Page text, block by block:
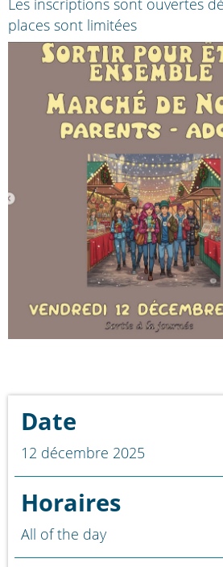
Les inscriptions sont ouvertes
places sont limitées
Date
12 décembre 2025
Horaires
All of the day